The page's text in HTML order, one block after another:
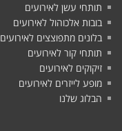
תותחי עשן לאירועים
בובות אלכוהול לאירועים
בלונים מתפוצצים לאירועים
תותחי קור לאירועים
זיקוקים לאירועים
מופע לייזרים לאירועים
הבלוג שלנו